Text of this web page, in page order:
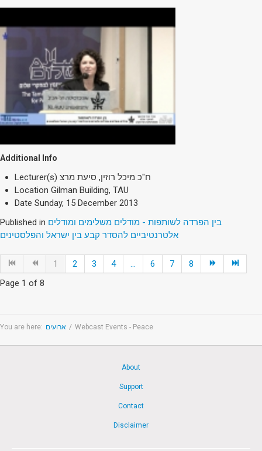
Additional Info
Lecturer(s) ח"כ מיכל רוזין, סיעת מרצ
Location Gilman Building, TAU
Date Sunday, 15 December 2013
Published in בין הפרדה לשותפות - מודלים משלימים ומודלים
אלטרנטיביים להסדר קבע בין ישראל והפלסטינים
1 2 3 4 ... 6 7
8
Page 1 of 8
You are here: ארועים / Webcast Events - Peace
About
Support
Contact
Disclaimer